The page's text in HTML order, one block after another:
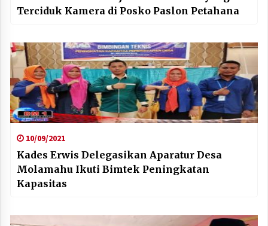
Terciduk Kamera di Posko Paslon Petahana
10/09/2021
Kades Erwis Delegasikan Aparatur Desa
Molamahu Ikuti Bimtek Peningkatan
Kapasitas